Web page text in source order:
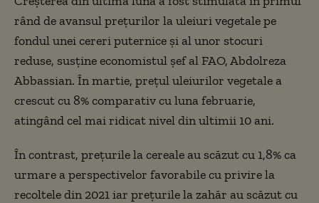
rând de avansul preţurilor la uleiuri vegetale pe
fondul unei cereri puternice şi al unor stocuri
reduse, susţine economistul şef al FAO, Abdolreza
Abbassian. În martie, preţul uleiurilor vegetale a
crescut cu 8% comparativ cu luna februarie,
atingând cel mai ridicat nivel din ultimii 10 ani.
În contrast, preţurile la cereale au scăzut cu 1,8% ca
urmare a perspectivelor favorabile cu privire la
recoltele din 2021 iar preţurile la zahăr au scăzut cu